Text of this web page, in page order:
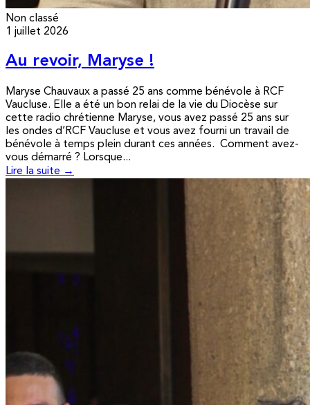
Non classé
1 juillet 2026
Au revoir, Maryse !
Maryse Chauvaux a passé 25 ans comme bénévole à RCF
Vaucluse. Elle a été un bon relai de la vie du Diocèse sur
cette radio chrétienne Maryse, vous avez passé 25 ans sur
les ondes d’RCF Vaucluse et vous avez fourni un travail de
bénévole à temps plein durant ces années. Comment avez-
vous démarré ? Lorsque...
Lire la suite →